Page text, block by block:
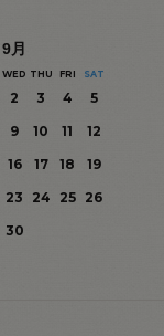
9月
WED THU FRI SAT
2 3 4
5
9 10 11
12
16 17 18
19
23 24 25
26
30